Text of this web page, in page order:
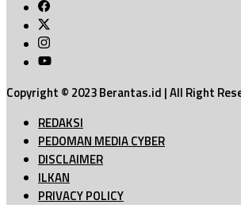
Copyright © 2023 Berantas.id | All Right
REDAKSI
PEDOMAN MEDIA CYBER
DISCLAIMER
ILKAN
PRIVACY POLICY